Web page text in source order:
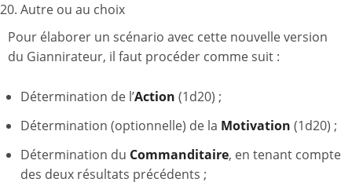
Autre ou au choix
Pour élaborer un scénario avec cette nouvelle version
du Giannirateur, il faut procéder comme suit :
Détermination de l’Action (1d20) ;
Détermination (optionnelle) de la Motivation (1d20) ;
Détermination du Commanditaire, en tenant compte
des deux résultats précédents ;